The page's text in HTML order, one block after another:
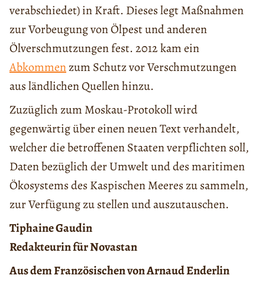
verabschiedet) in Kraft. Dieses legt Maßnahmen
zur Vorbeugung von Ölpest und anderen
Ölverschmutzungen fest. 2012 kam ein
Abkommenzum Schutz vor Verschmutzungen
aus ländlichen Quellen hinzu.
Zuzüglich zum Moskau-Protokoll wird
gegenwärtig über einen neuen Text verhandelt,
welcher die betroffenen Staaten verpflichten soll,
Daten bezüglich der Umwelt und des maritimen
Ökosystems des Kaspischen Meeres zu sammeln,
zur Verfügung zu stellen und auszutauschen.
Tiphaine Gaudin
Redakteurin für Novastan
Aus dem Französischen von Arnaud Enderlin